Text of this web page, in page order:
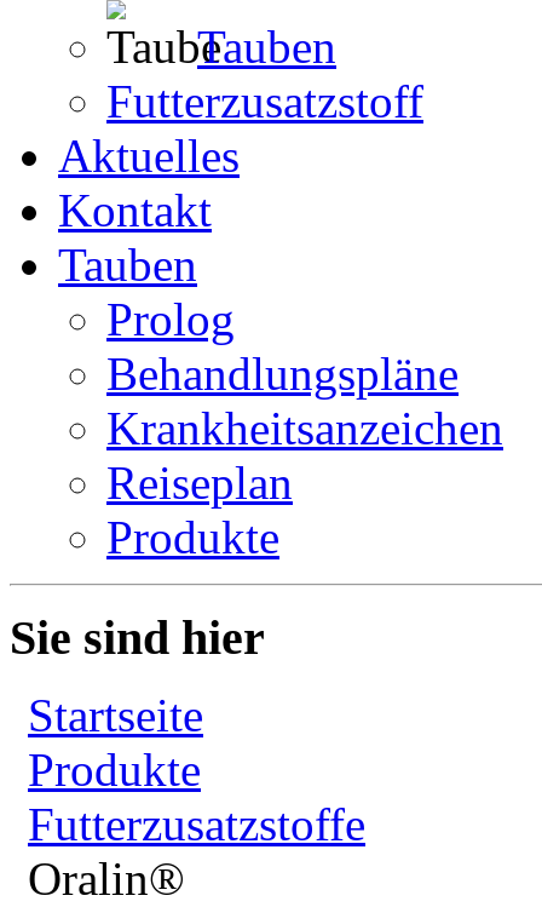
Tauben
Futterzusatzstoff
Aktuelles
Kontakt
Tauben
Prolog
Behandlungspläne
Krankheitsanzeichen
Reiseplan
Produkte
Sie sind hier
Startseite
Produkte
Futterzusatzstoffe
Oralin®